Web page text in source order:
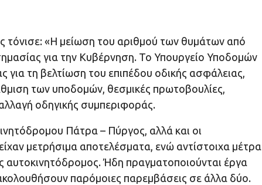
«Η μείωση του αριθμού των θυμάτων από
για την Κυβέρνηση. Το Υπουργείο Υποδομών
τη βελτίωση του επιπέδου οδικής ασφάλειας,
των υποδομών, θεσμικές πρωτοβουλίες,
οδηγικής συμπεριφοράς.
Πάτρα – Πύργος, αλλά και οι
μετρήσιμα αποτελέσματα, ενώ αντίστοιχα μέτρα
Ήδη πραγματοποιούνται έργα
παρόμοιες παρεμβάσεις σε άλλα δύο.